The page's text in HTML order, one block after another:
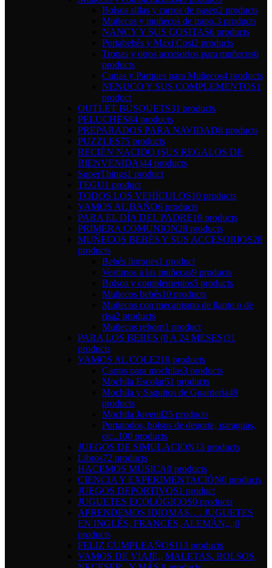
Bolsos sillas y carros de paseo2 products
Muñecas y muñecos de trapo.3 products
NANCY Y SUS COSITAS6 products
Portabebés y Maxi Cosi2 products
Tronas y otros accesorios para muñecos6
products
Cunas y Parques para Muñecos4 products
NENUCO Y SUS COMPLEMENTOS1
product
OUTLET BUSQUETS31 products
PELUCHES84 products
PREPARADOS PARA NAVIDAD8 products
PUZZLES75 products
RECIÉN NACIDO (SUS REGALOS DE
BIENVENIDA)44 products
SuperThings1 product
TEGU1 product
TODOS LOS VEHÍCULOS10 products
VAMOS AL BAÑO6 products
PARA EL DÍA DEL PADRE10 products
PRIMERA COMUNION28 products
MUÑECOS BEBÉS Y SUS ACCESORIOS28
products
Bebés llorones1 product
Vestimos a las muñecas9 products
Bolsos y complementos5 products
Muñecos bebés10 products
Muñecos con mecanismo de llanto o de
risa2 products
Muñecos reborn1 product
PARA LOS BEBES (0 A 24 MESES)31
products
VAMOS AL COLE210 products
Carros para mochilas3 products
Mochila Escolar51 products
Mochila y Saquitos de Guardería49
products
Mochila Juvenil25 products
Portatodos, bolsos de deporte, paraguas,
etc..100 products
JUEGOS DE SIMULACION13 products
Libros72 products
HACEMOS MÚSICA0 products
CIENCIA Y EXPERIMENTACIÓN0 products
JUEGOS DEPORTIVOS1 product
JUGUETES ECOLÓGICOS0 products
APRENDEMOS IDIOMAS…. JUGUETES
EN INGLÉS, FRANCÉS, ALEMÁN,,,,0
products
FELIZ CUMPLEAÑOS113 products
VAMOS DE VIAJE,, MALETAS, BOLSOS,